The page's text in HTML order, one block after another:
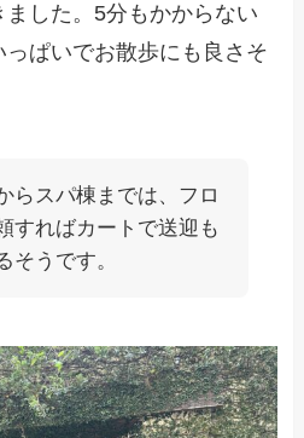
した。5分もかからない
ぱいでお散歩にも良さそ
らスパ棟までは、フロ
すればカートで送迎も
そうです。